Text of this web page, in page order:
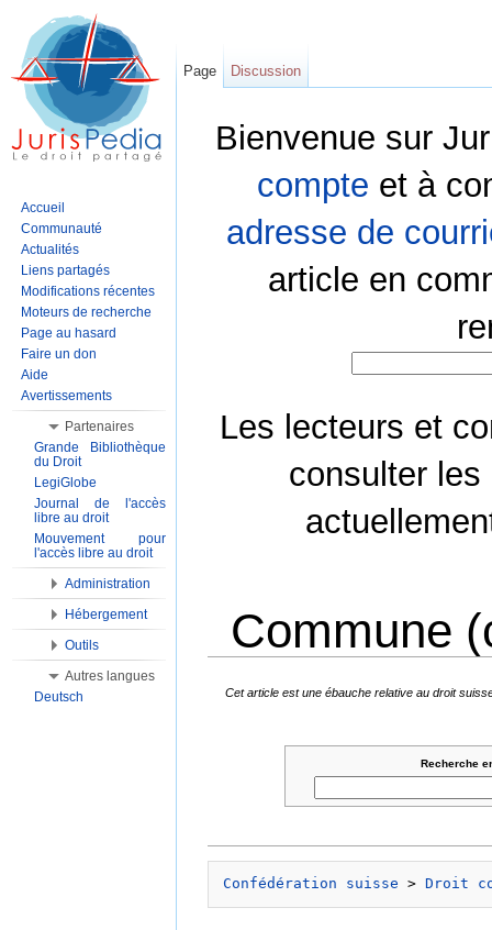
Bienvenue sur
compte et à
adresse de
article en
Les lecteurs et
consulter les
Commune
Cet article est une ébauche relative au droit
Recherche
Confédération suisse > Droit
Page Discussion
Accueil
Communauté
Actualités
Liens partagés
Modifications récentes
Moteurs de recherche
Page au hasard
Faire un don
Aide
Avertissements
Partenaires
Grande Bibliothèque
du Droit
LegiGlobe
Journal de l'accès
libre au droit
Mouvement pour
l'accès libre au droit
Administration
Hébergement
Outils
Autres langues
Deutsch